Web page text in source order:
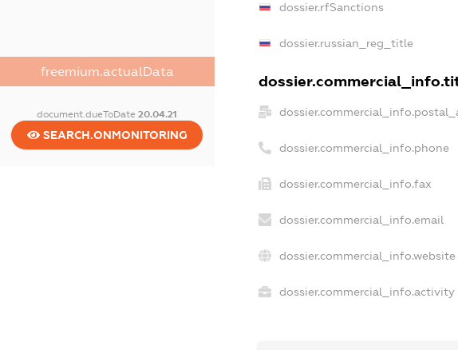
freemium.actualData
document.dueToDate20.04.21
SEARCH.ONMONITORING
dossier.rfSanctions
dossier.russian_reg_title
dossier.commercial_info.phone
dossier.commercial_info.fax
dossier.commercial_info.email
dossier.commercial_info.website
dossier.commercial_info.activity